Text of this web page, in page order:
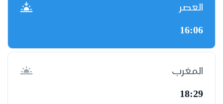
العصر
16:06
المغرب
18:29